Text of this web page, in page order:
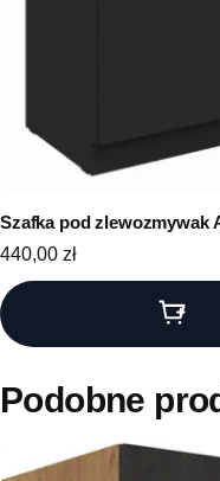
Szafka pod zlewozmywak
440,00 zł
Podobne